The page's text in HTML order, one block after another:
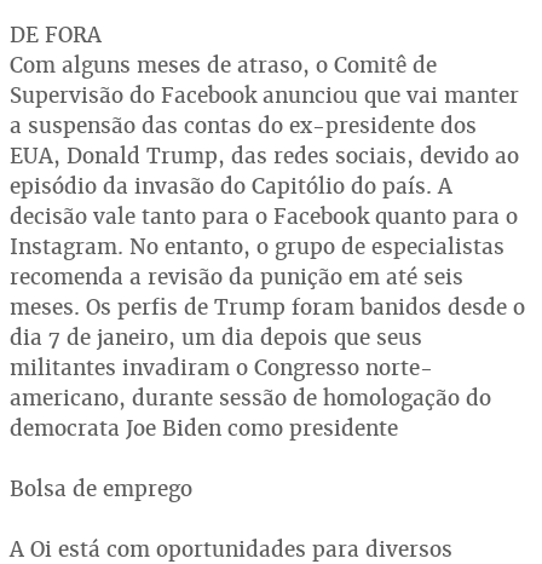
DE FORA
Com alguns meses de atraso, o Comitê de
Supervisão do Facebook anunciou que vai manter
a suspensão das contas do ex-presidente dos
EUA, Donald Trump, das redes sociais, devido ao
episódio da invasão do Capitólio do país. A
decisão vale tanto para o Facebook quanto para o
Instagram. No entanto, o grupo de especialistas
recomenda a revisão da punição em até seis
meses. Os perfis de Trump foram banidos desde o
dia 7 de janeiro, um dia depois que seus
militantes invadiram o Congresso norte-
americano, durante sessão de homologação do
democrata Joe Biden como presidente
Bolsa de emprego
A Oi está com oportunidades para diversos